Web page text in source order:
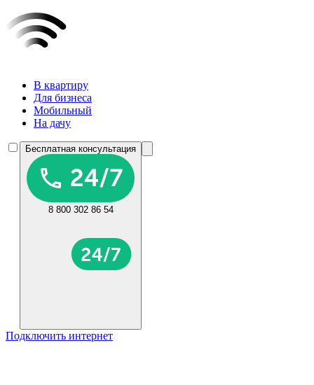
В квартиру
Для бизнеса
Мобильный
На дачу
Бесплатная консультация
8 800 302 86 54
Подключить интернет